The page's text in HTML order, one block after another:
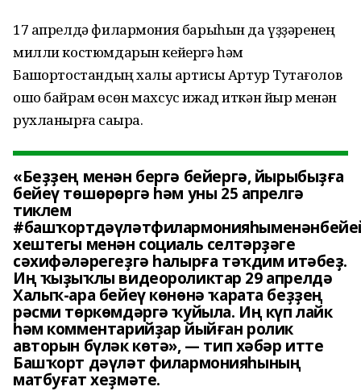
17 апрелдә филармония барыһын да үҙҙәренең
милли костюмдарын кейергә һәм
Башҡортостандың халыҡ артисы Артур Туҡтағолов
ошо байрам өсөн махсус ижад иткән йыр менән
рухланырға саҡыра.
«Беҙҙең менән бергә бейергә, йырыбыҙға
бейеү төшөрөргә һәм уны 25 апрелгә
тиклем
хештегы менән социаль селтәрҙәге
сәхифәләрегеҙгә һалырға тәҡдим итәбеҙ.
Иң ҡыҙыҡлы видеороликтар 29 апрелдә
Халыҡ-ара бейеү көнөнә ҡарата беҙҙең
рәсми төркөмдәргә ҡуйыла. Иң күп лайк
һәм комментарийҙар йыйған ролик
авторын бүләк көтә», — тип хәбәр итте
Башҡорт дәүләт филармонияһының
матбуғат хеҙмәте.